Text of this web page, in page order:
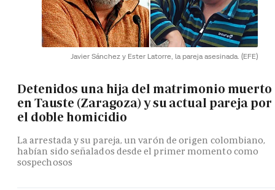
Javier Sánchez y Ester Latorre, la pareja asesinada. (EFE)
Detenidos una hija del matrimonio muerto
en Tauste (Zaragoza) y su actual pareja por
el doble homicidio
La arrestada y su pareja, un varón de origen colombiano,
habían sido señalados desde el primer momento como
sospechosos